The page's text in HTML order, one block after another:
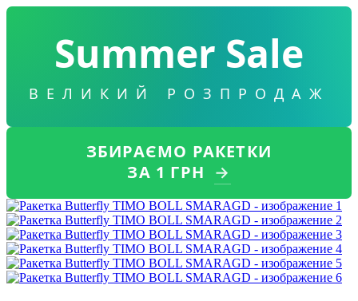
Summer Sale
ВЕЛИКИЙ РОЗПРОДАЖ
ЗБИРАЄМО РАКЕТКИ
ЗА 1 ГРН →